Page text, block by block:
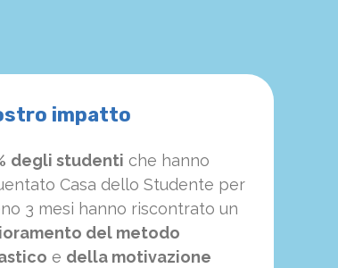
impatto
degli studenti che hanno
Casa dello Studente per
3 mesi hanno riscontrato un
del metodo
e della motivazione